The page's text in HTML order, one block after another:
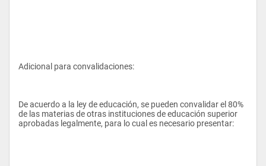
PERFIL OCUPACIONAL:
El Ingeniero en Gestión Hotelera y Turística graduado en la
UMET,  puede desempeñarse en los siguientes puestos en el
campo laboral:
Adicional para convalidaciones:
De acuerdo a la ley de educación, se pueden convalidar el 80%
de las materias de otras instituciones de educación superior
aprobadas legalmente, para lo cual es necesario presentar: